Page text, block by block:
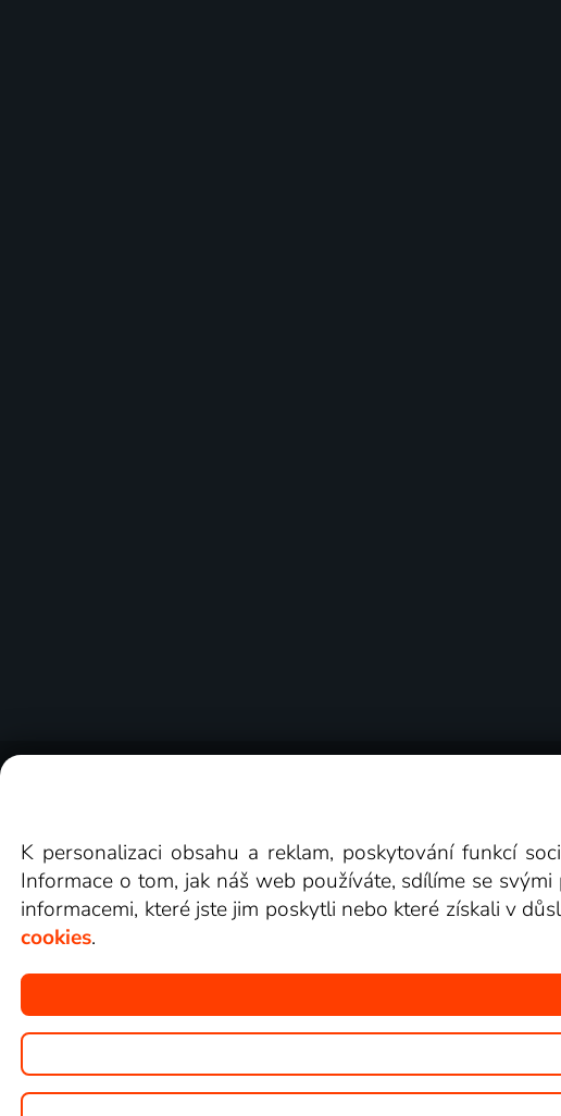
Copyright © goNET s.r.o. Na tomto
K personalizaci obsahu a reklam, poskytování funkcí
Informace o tom, jak náš web používáte, sdílíme se
informacemi, které jste jim poskytli nebo které získali v
cookies.